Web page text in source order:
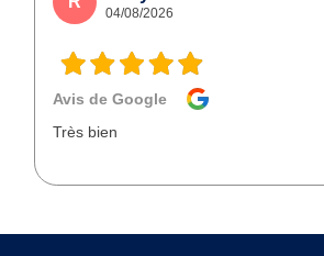
04/08/2026
Avis de Google
Très bien